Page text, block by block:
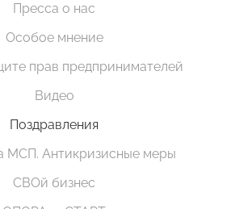
Пресса о нас
Особое мнение
прав предпринимателей
Видео
Поздравления
МСП. Антикризисные меры
СВОй бизнес